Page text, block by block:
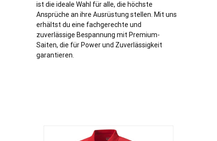
ist die ideale Wahl für alle, die höchste
Ansprüche an ihre Ausrüstung stellen. Mit uns
erhältst du eine fachgerechte und
zuverlässige Bespannung mit Premium-
Saiten, die für Power und Zuverlässigkeit
garantieren.